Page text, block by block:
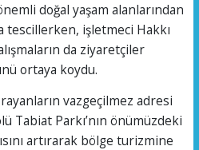
doğal yaşam alanlarından
işletmeci Hakkı
da ziyaretçiler
ortaya koydu.
vazgeçilmez adresi
Tabiat Parkı’nın önümüzdeki
artırarak bölge turizmine